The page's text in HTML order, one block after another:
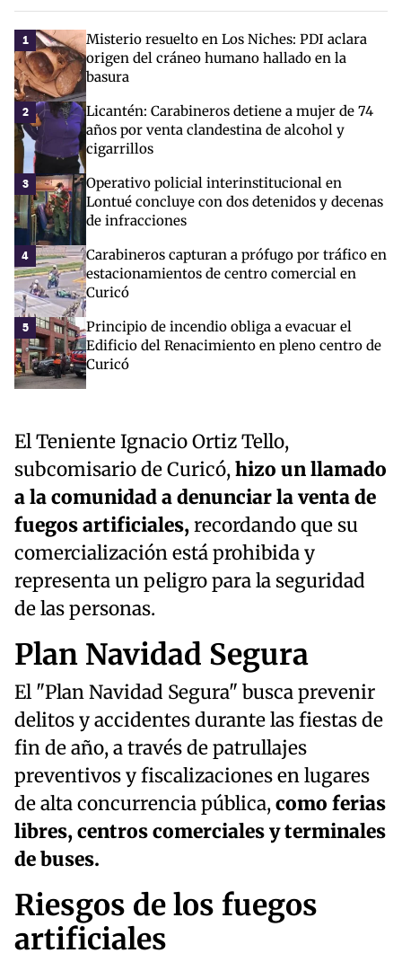
1
Misterio resuelto en Los Niches: PDI aclara
origen del cráneo humano hallado en la
basura
2
Licantén: Carabineros detiene a mujer de 74
años por venta clandestina de alcohol y
cigarrillos
3
Operativo policial interinstitucional en
Lontué concluye con dos detenidos y decenas
de infracciones
4
Carabineros capturan a prófugo por tráfico en
estacionamientos de centro comercial en
Curicó
5
Principio de incendio obliga a evacuar el
Edificio del Renacimiento en pleno centro de
Curicó
El Teniente Ignacio Ortiz Tello,
subcomisario de Curicó,hizo un llamado
a la comunidad a denunciar la venta de
fuegos artificiales,recordando que su
comercialización está prohibida y
representa un peligro para la seguridad
de las personas.
Plan Navidad Segura
El "Plan Navidad Segura" busca prevenir
delitos y accidentes durante las fiestas de
fin de año, a través de patrullajes
preventivos y fiscalizaciones en lugares
de alta concurrencia pública,como ferias
libres, centros comerciales y terminales
de buses.
Riesgos de los fuegos
artificiales